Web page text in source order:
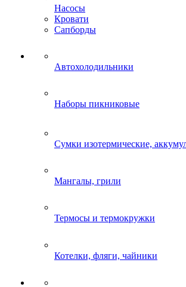
Насосы
Кровати
Сапборды
Автохолодильники
Наборы пикниковые
Сумки изотермические,
Мангалы, грили
Термосы и термокружки
Котелки, фляги, чайники